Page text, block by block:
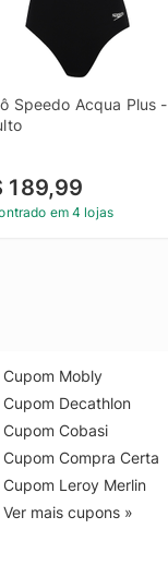
Speedo Acqua Plus -
189,99
em 4 lojas
Cupom Mobly
Cupom Decathlon
Cupom Cobasi
Cupom Compra Certa
Cupom Leroy Merlin
Ver mais cupons »